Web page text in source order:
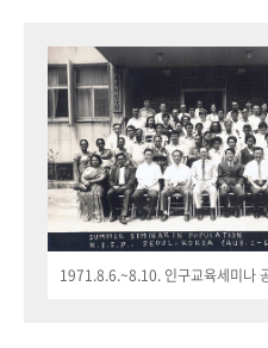
1971.8.6.~8.10. 인구교육세미나